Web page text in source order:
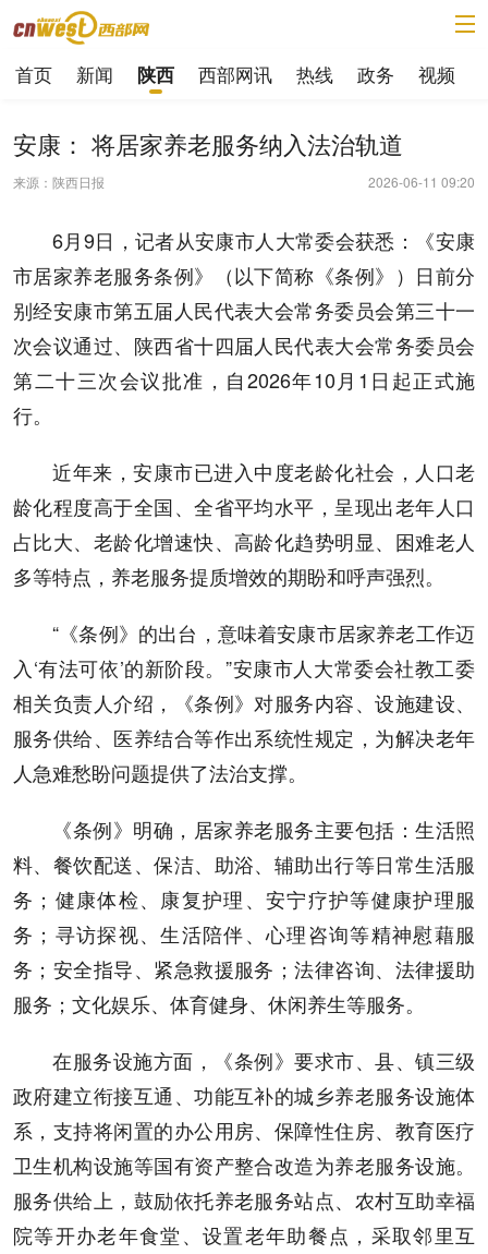
首页 新闻 陕西 西部网讯 热线 政务 视频
安康： 将居家养老服务纳入法治轨道
来源：陕西日报 2026-06-11 09:20
6月9日，记者从安康市人大常委会获悉：《安康
市居家养老服务条例》（以下简称《条例》）日前分
别经安康市第五届人民代表大会常务委员会第三十一
次会议通过、陕西省十四届人民代表大会常务委员会
第二十三次会议批准，自2026年10月1日起正式施
行。
近年来，安康市已进入中度老龄化社会，人口老
龄化程度高于全国、全省平均水平，呈现出老年人口
占比大、老龄化增速快、高龄化趋势明显、困难老人
多等特点，养老服务提质增效的期盼和呼声强烈。
“《条例》的出台，意味着安康市居家养老工作迈
入‘有法可依’的新阶段。”安康市人大常委会社教工委
相关负责人介绍，《条例》对服务内容、设施建设、
服务供给、医养结合等作出系统性规定，为解决老年
人急难愁盼问题提供了法治支撑。
《条例》明确，居家养老服务主要包括：生活照
料、餐饮配送、保洁、助浴、辅助出行等日常生活服
务；健康体检、康复护理、安宁疗护等健康护理服
务；寻访探视、生活陪伴、心理咨询等精神慰藉服
务；安全指导、紧急救援服务；法律咨询、法律援助
服务；文化娱乐、体育健身、休闲养生等服务。
在服务设施方面，《条例》要求市、县、镇三级
政府建立衔接互通、功能互补的城乡养老服务设施体
系，支持将闲置的办公用房、保障性住房、教育医疗
卫生机构设施等国有资产整合改造为养老服务设施。
服务供给上，鼓励依托养老服务站点、农村互助幸福
院等开办老年食堂、设置老年助餐点，采取邻里互